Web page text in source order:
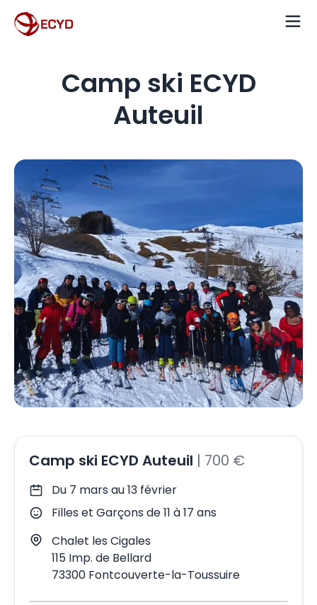
Camp ski ECYD
Auteuil
Camp ski ECYD Auteuil | 700 €
Du 7 mars au 13 février
Filles et Garçons de 11 à 17 ans
Chalet les Cigales
115 Imp. de Bellard
73300 Fontcouverte-la-Toussuire